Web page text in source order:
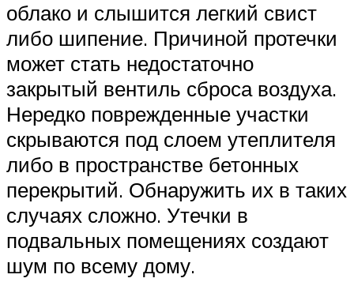
облако и слышится легкий свист
либо шипение. Причиной протечки
может стать недостаточно
закрытый вентиль сброса воздуха.
Нередко поврежденные участки
скрываются под слоем утеплителя
либо в пространстве бетонных
перекрытий. Обнаружить их в таких
случаях сложно. Утечки в
подвальных помещениях создают
шум по всему дому.